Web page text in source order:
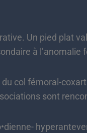
Un pied plat
à l’anomalie
fémoral-
sont